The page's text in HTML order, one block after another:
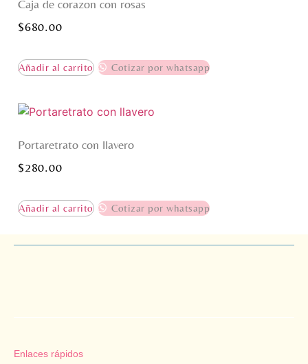
Caja de corazon con rosas
$680.00
Añadir al carrito Cotizar por whatsapp
Portaretrato con llavero
$280.00
Añadir al carrito Cotizar por whatsapp
Enlaces rápidos